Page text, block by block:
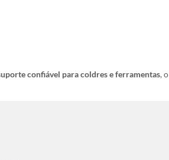
confiável para coldres e ferramentas, o